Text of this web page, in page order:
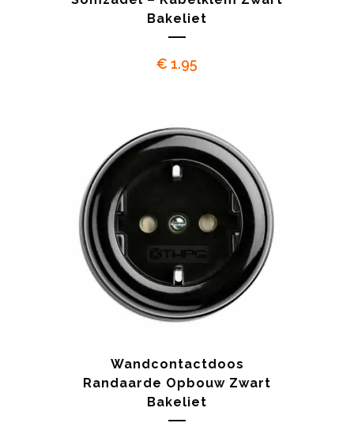
Bakeliet
€ 1.95
Wandcontactdoos
Randaarde Opbouw Zwart
Bakeliet